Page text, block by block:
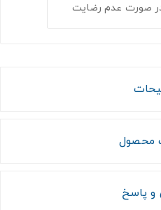
صورت عدم رضایت
محصول
پاسخ